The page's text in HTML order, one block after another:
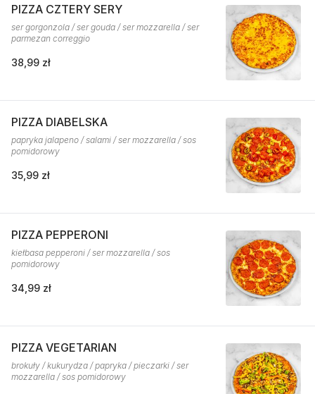
PIZZA CZTERY SERY
ser gorgonzola / ser gouda / ser mozzarella / ser
parmezan correggio
38,99 zł
PIZZA DIABELSKA
papryka jalapeno / salami / ser mozzarella / sos
pomidorowy
35,99 zł
PIZZA PEPPERONI
kiełbasa pepperoni / ser mozzarella / sos
pomidorowy
34,99 zł
PIZZA VEGETARIAN
brokuły / kukurydza / papryka / pieczarki / ser
mozzarella / sos pomidorowy